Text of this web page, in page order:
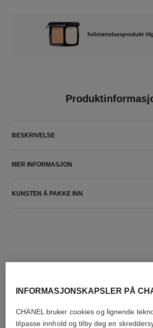
fullstørrelsesprodukt
BESKRIVELSE
MER INFORMASJON
KUNSTEN Å PAKKE INN
DEN PERFEKTE
INFORMASJONSKAPSLER PÅ
CHANEL bruker cookies og lignende
tilpasse innhold og tilby deg en